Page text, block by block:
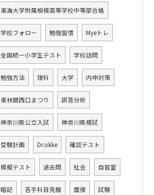
東海大学附属相模高等学校中等部合格
学校フォロー 勉強習慣 Myeトレ
全国統一小学生テスト 学校訪問
勉強方法 理科 大学 内申対策
東林間西口まつり 誤答分析
神奈川県公立入試 神奈川県模試
受験計画 Dr.okke 確認テスト
模擬テスト 過去問 社会 自習室
暗記 苦手科目克服 面接 試験